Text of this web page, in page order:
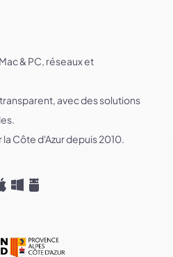
& PC, réseaux et
avec des solutions
Côte d'Azur depuis 2010.